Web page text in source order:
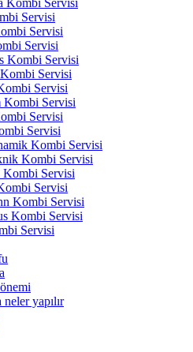
Kombi Servisi
Servisi
Servisi
Servisi
Kombi Servisi
Servisi
Servisi
Kombi Servisi
Servisi
Servisi
Kombi Servisi
Kombi Servisi
Servisi
Servisi
Kombi Servisi
Kombi Servisi
Servisi
yapılır